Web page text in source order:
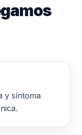
y síntoma